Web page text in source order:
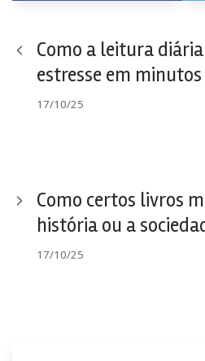
Como a leitura
estresse em minutos
17/10/25
Como certos livros
história ou a
17/10/25